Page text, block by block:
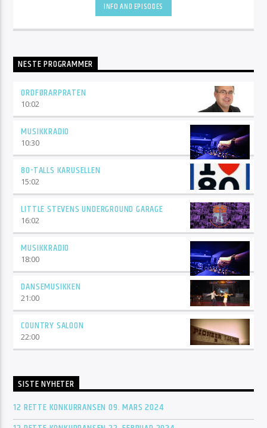
INFO AND EPISODES
NESTE PROGRAMMER
ORDFØRARPRATEN
10:02
MUSIKKRADIO
10:30
80-TALLS KARUSELLEN
15:02
LITTLE STEVENS UNDERGROUND GARAGE
16:02
MUSIKKRADIO
18:00
DANSEMUSIKKEN
21:00
COUNTRY SALOON
22:00
SISTE NYHETER
12 RETTE KONKURRANSEN 09. MARS 2024